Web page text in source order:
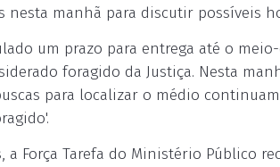
nesta manhã para discutir possíveis
um prazo para entrega até o meio-
foragido da Justiça. Nesta
para localizar o médio
Força Tarefa do Ministério Público